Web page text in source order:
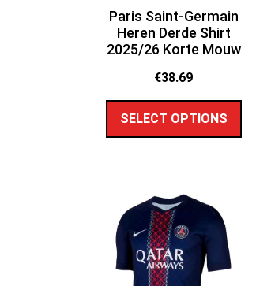
Paris Saint-Germain
Heren Derde Shirt
2025/26 Korte Mouw
€38.69
SELECT OPTIONS